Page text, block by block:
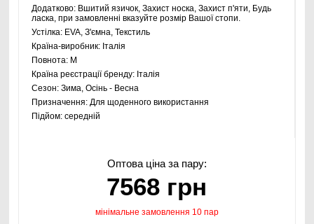
Додатково: Вшитий язичок, Захист носка, Захист п'яти, Будь
ласка, при замовленні вказуйте розмір Вашої стопи.
Устілка: EVA, З'ємна, Текстиль
Країна-виробник: Італія
Повнота: M
Країна реєстрації бренду: Італія
Сезон:Зима, Осінь - Весна
Призначення: Для щоденного використання
Підйом:середній
Оптова ціна за пару:
7568 грн
мінімальне замовлення 10 пар